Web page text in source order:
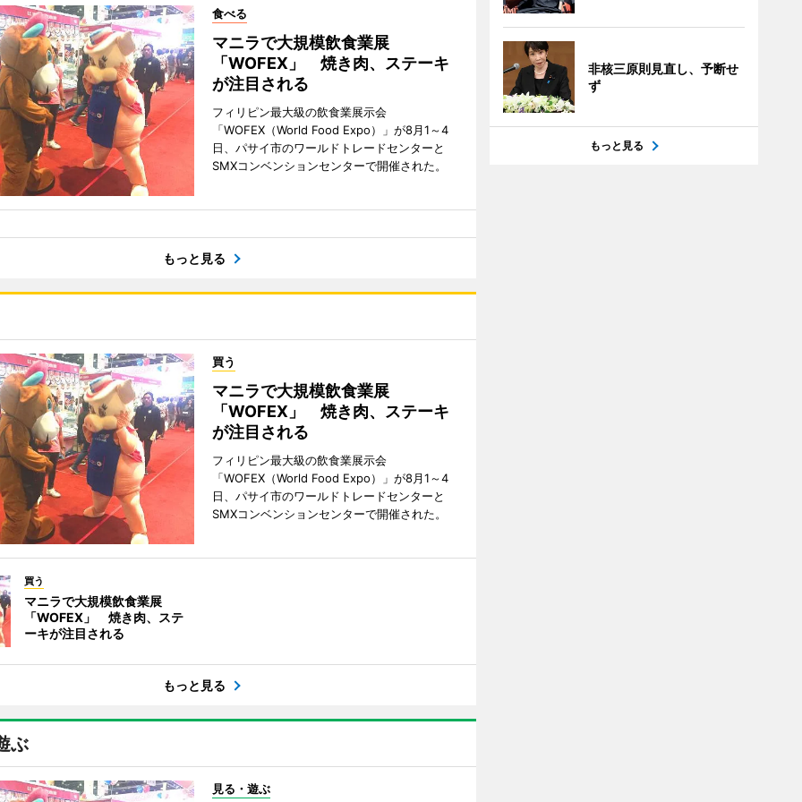
食べる
マニラで大規模飲食業展
「WOFEX」 焼き肉、ステーキ
が注目される
フィリピン最大級の飲食業展示会
「WOFEX（World Food Expo）」が8月1～4
日、パサイ市のワールドトレードセンターと
SMXコンベンションセンターで開催された。
もっと見る
買う
マニラで大規模飲食業展
「WOFEX」 焼き肉、ステーキ
が注目される
フィリピン最大級の飲食業展示会
「WOFEX（World Food Expo）」が8月1～4
日、パサイ市のワールドトレードセンターと
SMXコンベンションセンターで開催された。
買う
マニラで大規模飲食業展
「WOFEX」 焼き肉、ステ
ーキが注目される
もっと見る
ぶ
見る・遊ぶ
非核三原則見直し、予断せ
ず
もっと見る